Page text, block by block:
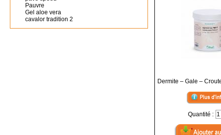
Pauvre
Gel aloe vera
cavalor tradition 2
Dermite – Gale –
Quantité :